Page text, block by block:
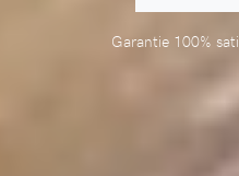
Garantie 100%